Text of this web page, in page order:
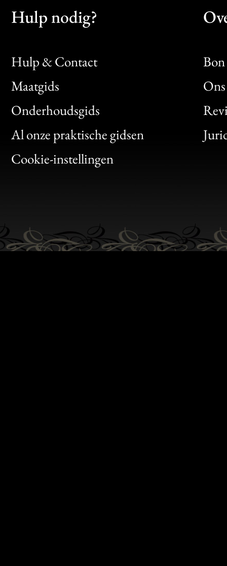
Hulp nodig?
Hulp & Contact
Maatgids
Onderhoudsgids
Al onze praktische gidsen
Cookie-instellingen
Bon
Clic